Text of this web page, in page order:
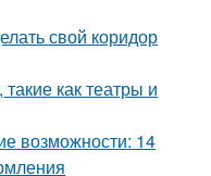
свой коридор
как театры и
возможности: 14